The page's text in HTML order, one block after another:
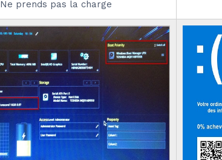
Ne prends pas la charge